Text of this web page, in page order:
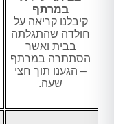
במרתף
קיבלנו קריאה על
חולדה שהתגלתה
בבית ואשר
הסתתרה במרתף
– הגענו תוך חצי
שעה.